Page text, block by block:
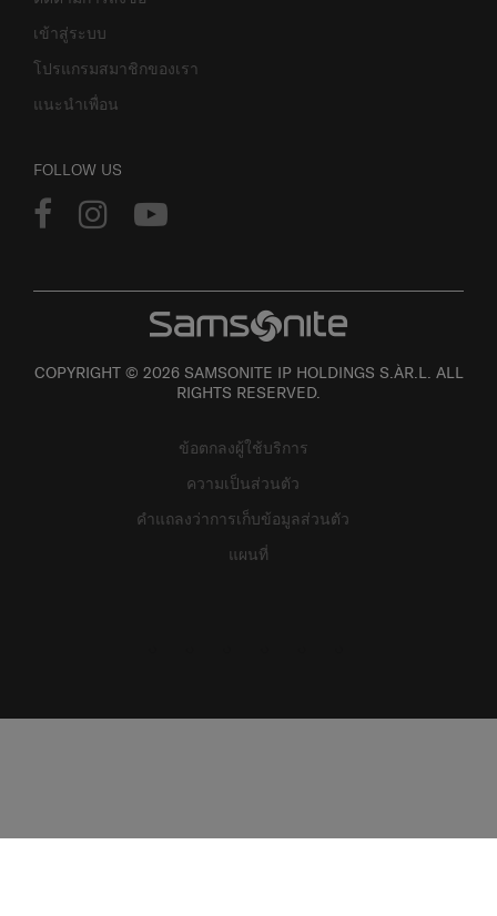
เข้าสู่ระบบ
โปรแกรมสมาชิกของเรา
แนะนำเพื่อน
FOLLOW US
COPYRIGHT © 2026 SAMSONITE IP HOLDINGS S.ÀR.L. ALL
RIGHTS RESERVED.
ข้อตกลงผู้ใช้บริการ
ความเป็นส่วนตัว
คำแถลงว่าการเก็บข้อมูลส่วนตัว
แผนที่